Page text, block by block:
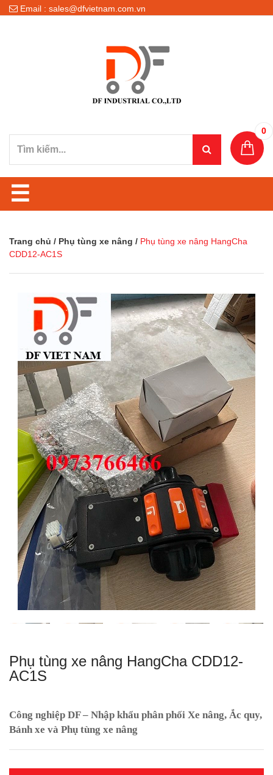
Email : sales@dfvietnam.com.vn
0
☰
Trang chủ / Phụ tùng xe nâng / Phụ tùng xe nâng HangCha
CDD12-AC1S
Phụ tùng xe nâng HangCha CDD12-
AC1S
Công nghiệp DF – Nhập khẩu phân phối Xe nâng, Ắc quy,
Bánh xe và Phụ tùng xe nâng